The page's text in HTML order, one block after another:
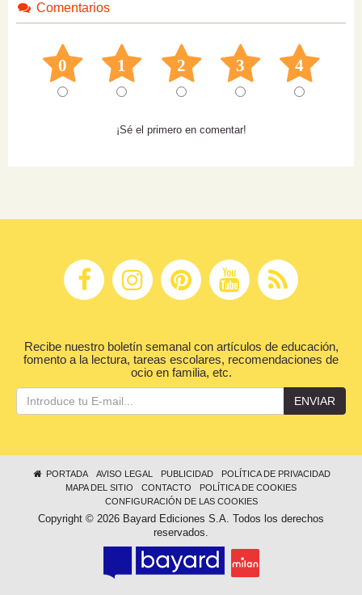
Comentarios
0 1 2 3 4
¡Sé el primero en comentar!
Recibe nuestro boletín semanal con artículos de educación,
fomento a la lectura, tareas escolares, recomendaciones de
ocio en familia, etc.
ENVIAR
PORTADA AVISO LEGAL PUBLICIDAD
POLÍTICA DE PRIVACIDAD
MAPA DEL SITIO
CONTACTO
POLÍTICA DE COOKIES
CONFIGURACIÓN DE LAS COOKIES
Copyright © 2026 Bayard Ediciones S.A. Todos los derechos
reservados.